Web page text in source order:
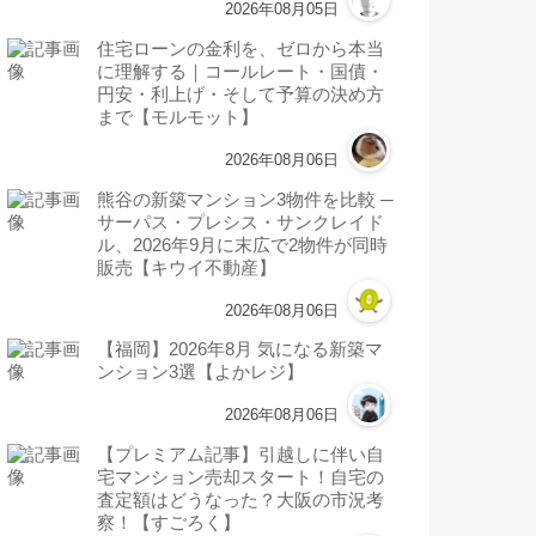
2026年08月05日
住宅ローンの金利を、ゼロから本当
に理解する｜コールレート・国債・
円安・利上げ・そして予算の決め方
まで【モルモット】
2026年08月06日
熊谷の新築マンション3物件を比較 ─
サーパス・プレシス・サンクレイド
ル、2026年9月に末広で2物件が同時
販売【キウイ不動産】
2026年08月06日
【福岡】2026年8月 気になる新築マ
ンション3選【よかレジ】
2026年08月06日
【プレミアム記事】引越しに伴い自
宅マンション売却スタート！自宅の
査定額はどうなった？大阪の市況考
察！【すごろく】